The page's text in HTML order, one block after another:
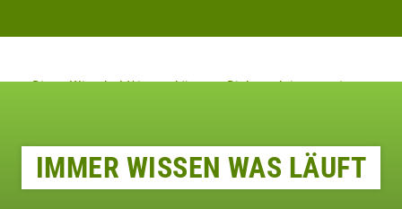
Diese Klimaheld*innen könnten Dich auch interessieren
IMMER WISSEN WAS LÄUFT